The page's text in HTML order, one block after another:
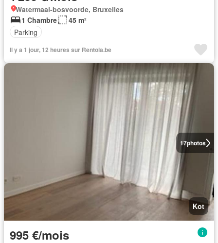
Watermaal-bosvoorde, Bruxelles
1 Chambre
45 m²
Parking
Il y a 1 jour, 12 heures sur Rentola.be
17photos
Kot
995 €/mois